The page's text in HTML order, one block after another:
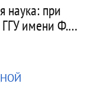
наука: при
ГГУ имени Ф.…